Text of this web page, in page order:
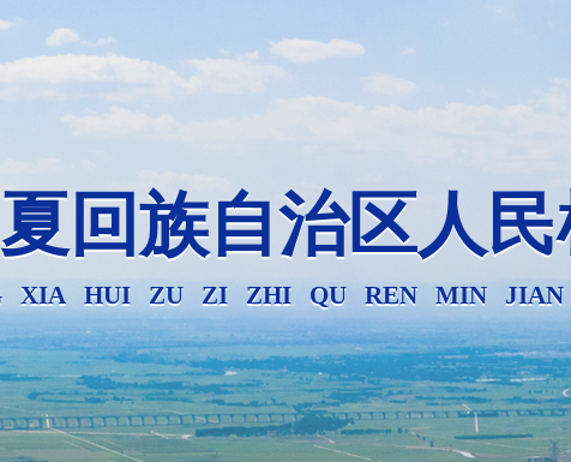
回族自治区人
XIA HUI ZU ZI ZHI QU REN MIN JIAN